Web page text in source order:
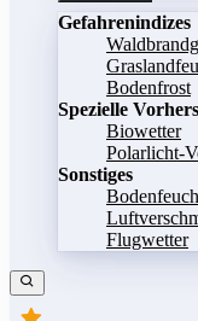
Gefahrenindizes
Bodenfrost
Spezielle
Biowetter
Polarlicht-
Sonstiges
Flugwetter